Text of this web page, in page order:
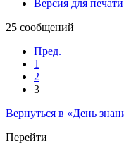
Версия для печати
25 сообщений
Пред.
1
2
3
Вернуться в «День
Перейти